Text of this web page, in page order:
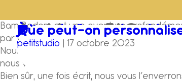
Archives : FAQs
Vos livres sont-ils créés
camille |16 juin 2025
Bam Badam est une aventure
par Camille, Antoine, Elena et Franck.
Je n’ai pas reçu le BAT,
camille |21 novembre 2024
Nous écrivons votre livre sous 5 jours
nous vous invitons à vérifier dans vos
Pourrais-je lire mon livre
petitstudio 21 octobre 2023
Bien sûr, une fois écrit, nous vous
Je n’ai pas reçu mon
petitstudio 21 octobre 2023
À quel transporteur
petitstudio 21 octobre 2023
Livrez-vous partout ?
petitstudio 21 octobre 2023
Le bon cadeau a-t-il
petitstudio 21 octobre 2023
J’ai un bon cadeau,
petitstudio 21 octobre 2023
Puis-je offrir un bon
petitstudio 21 octobre 2023
Les illustrations sont-
petitstudio 21 octobre 2023
Puis-je lire le livre de
petitstudio 21 octobre 2023
Qui va créer mon livre ?
petitstudio 21 octobre 2023
Comment vous
petitstudio 21 octobre 2023
Où les livres sont-ils
petitstudio 21 octobre 2023
Quels sont les délais
petitstudio 21 octobre 2023
Mon enfant a une
petitstudio 21 octobre 2023
Mon bébé a une histoire
petitstudio 21 octobre 2023
Pourquoi ce livre est plus
petitstudio 21 octobre 2023
Que peut-on
petitstudio 17 octobre 2023